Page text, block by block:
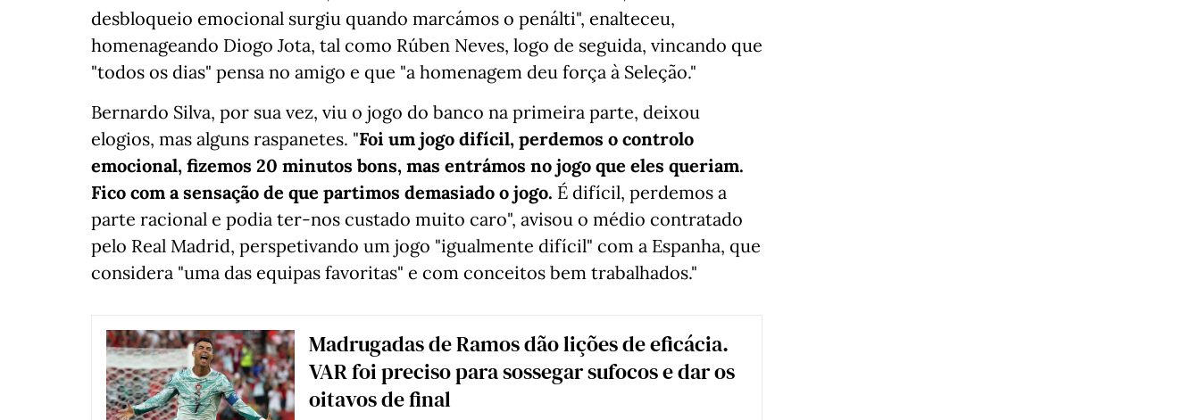
desbloqueio emocional surgiu quando marcámos o penálti", enalteceu,
homenageando Diogo Jota, tal como Rúben Neves, logo de seguida, vincando que
"todos os dias" pensa no amigo e que "a homenagem deu força à Seleção."
Bernardo Silva, por sua vez, viu o jogo do banco na primeira parte, deixou
elogios, mas alguns raspanetes. "Foi um jogo difícil, perdemos o controlo
emocional, fizemos 20 minutos bons, mas entrámos no jogo que eles queriam.
Fico com a sensação de que partimos demasiado o jogo. É difícil, perdemos a
parte racional e podia ter-nos custado muito caro", avisou o médio contratado
pelo Real Madrid, perspetivando um jogo "igualmente difícil" com a Espanha, que
considera "uma das equipas favoritas" e com conceitos bem trabalhados."
Madrugadas de Ramos dão lições de eficácia.
VAR foi preciso para sossegar sufocos e dar os
oitavos de final